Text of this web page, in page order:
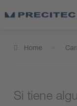
Home
Si tiene